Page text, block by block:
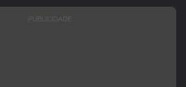
PUBLICIDADE